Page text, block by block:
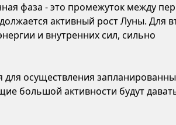
фаза - это промежуток между
активный рост Луны. Для
и внутренних сил, сильно
осуществления
большой активности будут